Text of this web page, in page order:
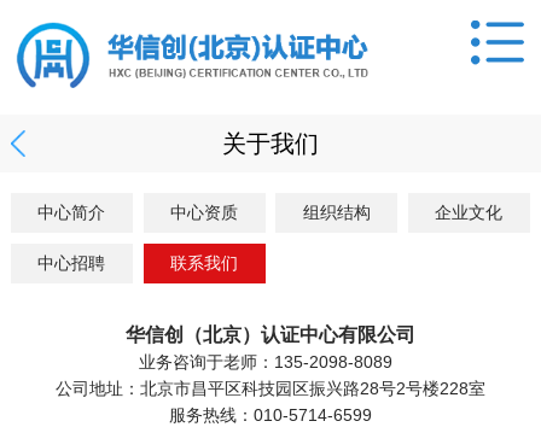
关于我们
中心简介 中心资质 组织结构 企业文化
中心招聘 联系我们
华信创（北京）认证中心有限公司
业务咨询于老师：135-2098-8089
公司地址 ：北京市昌平区科技园区振兴路28号2号楼228室
服务热线：010-5714-6599